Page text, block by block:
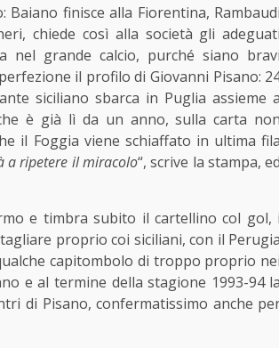
Baiano finisce alla Fiorentina, Rambaudi
chiede così alla società gli adeguati
nel grande calcio, purché siano bravi
il profilo di Giovanni Pisano:
siciliano sbarca in Puglia assieme a
è già lì da un anno, sulla carta non
il Foggia viene schiaffato in ultima fila
a ripetere il miracolo“, scrive la stampa, ed
e timbra subito il cartellino col gol, i
proprio coi siciliani, con il Perugia
capitombolo di troppo proprio nei
e al termine della stagione 1993-94 la
di Pisano, confermatissimo anche